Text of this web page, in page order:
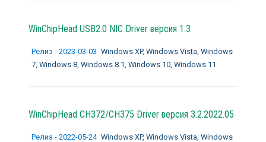
WinChipHead USB2.0 NIC Driver версия 1.3
Релиз - 2023-03-03 Windows XP, Windows Vista, Windows
7, Windows 8, Windows 8.1, Windows 10, Windows 11
WinChipHead CH372/CH375 Driver версия 3.2.2022.05
Релиз - 2022-05-24 Windows XP, Windows Vista, Windows